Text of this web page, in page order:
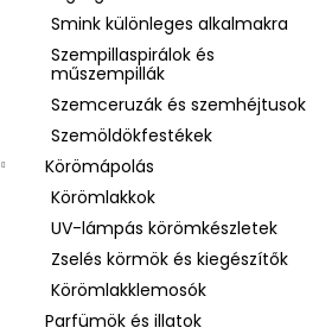
Smink különleges alkalmakra
Szempillaspirálok és
műszempillák
Szemceruzák és szemhéjtusok
Szemöldökfestékek
Körömápolás
Körömlakkok
UV-lámpás körömkészletek
Zselés körmök és kiegészítők
Körömlakklemosók
Parfümök és illatok